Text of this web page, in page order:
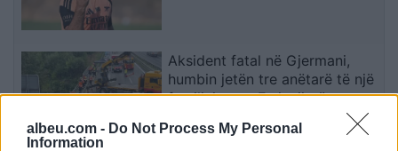
albeu.com - Do Not Process My Personal
Information
Aksident fatal në Gjermani,
humbin jetën tre anëtarë të një
familjeje nga Ferizaji që po